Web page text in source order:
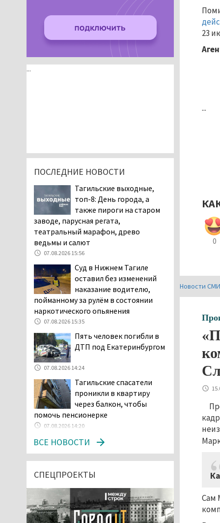
23
...
0
Новости
Сам
...
ПОСЛЕДНИЕ НОВОСТИ
Тагильские выходные,
топ-8: День города, а
также пироги на старом
заводе, парусная регата,
театральный марафон, древо
ведьмы и салют
07.08.2026 15:56
Суд в Нижнем Тагиле
оставил без изменений
наказание водителю,
пойманному за рулём в состоянии
наркотического опьянения
07.08.2026 15:35
Пять человек погибли в
ДТП под Екатеринбургом
07.08.2026 14:24
Тагильские спасатели
проникли в квартиру
через балкон, чтобы
помочь пенсионерке
07.08.2026 14:20
В Красноуральске хитрый
перевёрнутым номером,
чтобы обмануть камеры, но зоркие
07.08.2026 13:34
Сотрудница ПВЗ в
Нижнем Тагиле украла
ВСЕ НОВОСТИ
СПЕЦПРОЕКТЫ